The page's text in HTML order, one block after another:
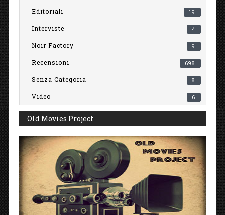
Editoriali 19
Interviste 4
Noir Factory 9
Recensioni 698
Senza Categoria 8
Video 6
Old Movies Project